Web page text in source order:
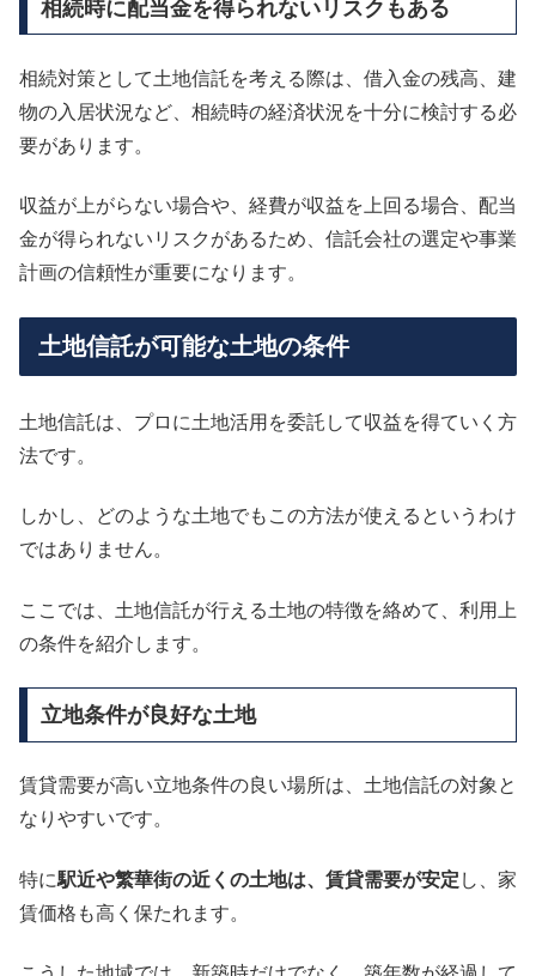
相続時に配当金を得られないリスクもある
相続対策として土地信託を考える際は、借入金の残高、建
物の入居状況など、相続時の経済状況を十分に検討する必
要があります。
収益が上がらない場合や、経費が収益を上回る場合、配当
金が得られないリスクがあるため、信託会社の選定や事業
計画の信頼性が重要になります。
土地信託が可能な土地の条件
土地信託は、プロに土地活用を委託して収益を得ていく方
法です。
しかし、どのような土地でもこの方法が使えるというわけ
ではありません。
ここでは、土地信託が行える土地の特徴を絡めて、利用上
の条件を紹介します。
立地条件が良好な土地
賃貸需要が高い立地条件の良い場所は、土地信託の対象と
なりやすいです。
特に駅近や繁華街の近くの土地は、賃貸需要が安定 し、家
賃価格も高く保たれます。